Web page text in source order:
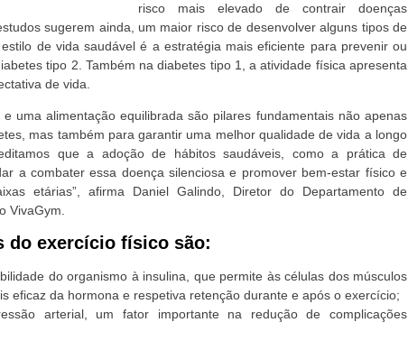
risco mais elevado de contrair doenças
sugerem ainda, um maior risco de desenvolver alguns tipos de
estilo de vida saudável é a estratégia mais eficiente para prevenir ou
tipo 2. Também na diabetes tipo 1, a atividade física apresenta
de vida.
uma alimentação equilibrada são pilares fundamentais não apenas
mas também para garantir uma melhor qualidade de vida a longo
que a adoção de hábitos saudáveis, como a prática de
a combater essa doença silenciosa e promover bem-estar físico e
etárias”, afirma Daniel Galindo, Diretor do Departamento de
VivaGym.
do exercício físico são:
do organismo à insulina, que permite às células dos músculos
eficaz da hormona e respetiva retenção durante e após o exercício;
arterial, um fator importante na redução de complicações